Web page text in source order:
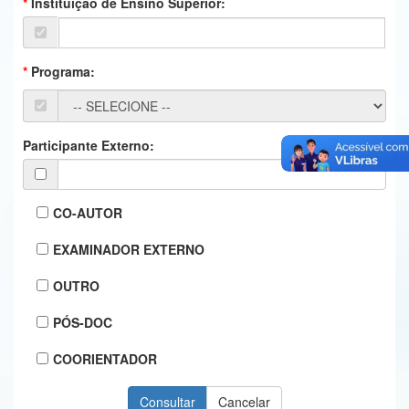
Ministério da Ciência, Tecnologia, Inovações e Comunicações
Ministério do Turismo
Controladoria-Geral da União
Ministério da Mulher, da Família e dos Direitos Humanos
Secretaria-Geral
Secretaria de Governo
Gabinete de Segurança Institucional
Advocacia-Geral da União
Programa:
Participante Externo:
CO-AUTOR
EXAMINADOR EXTERNO
OUTRO
PÓS-DOC
COORIENTADOR